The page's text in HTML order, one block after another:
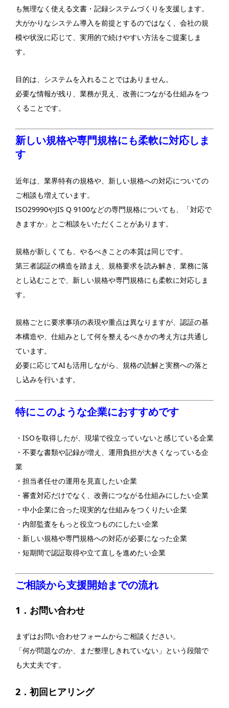
も無理なく使える文書・記録システムづくりを支援します。
大がかりなシステム導入を前提とするのではなく、会社の規
模や状況に応じて、実用的で続けやすい方法をご提案しま
す。
目的は、システムを入れることではありません。
必要な情報が残り、業務が見え、改善につながる仕組みをつ
くることです。
新しい規格や専門規格にも柔軟に対応しま
す
近年は、業界特有の規格や、新しい規格への対応についての
ご相談も増えています。
ISO29990やJIS Q 9100などの専門規格についても、「対応で
きますか」とご相談をいただくことがあります。
規格が新しくても、やるべきことの本質は同じです。
第三者認証の構造を踏まえ、規格要求を読み解き、業務に落
とし込むことで、新しい規格や専門規格にも柔軟に対応しま
す。
規格ごとに要求事項の表現や重点は異なりますが、認証の基
本構造や、仕組みとして何を整えるべきかの考え方は共通し
ています。
必要に応じてAIも活用しながら、規格の読解と実務への落と
し込みを行います。
特にこのような企業におすすめです
・ISOを取得したが、現場で役立っていないと感じている企業
・不要な書類や記録が増え、運用負担が大きくなっている企
業
・担当者任せの運用を見直したい企業
・審査対応だけでなく、改善につながる仕組みにしたい企業
・中小企業に合った現実的な仕組みをつくりたい企業
・内部監査をもっと役立つものにしたい企業
・新しい規格や専門規格への対応が必要になった企業
・短期間で認証取得や立て直しを進めたい企業
ご相談から支援開始までの流れ
1．お問い合わせ
まずはお問い合わせフォームからご相談ください。
「何が問題なのか、まだ整理しきれていない」という段階で
も大丈夫です。
2．初回ヒアリング